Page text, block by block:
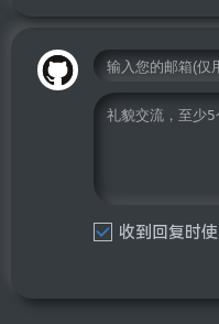
收到回复时